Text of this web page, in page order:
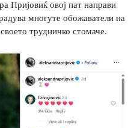
Пријовиќ овој пат направи
многуте обожаватели на
трудничко стомаче.